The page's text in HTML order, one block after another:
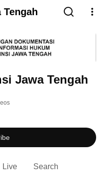
Jawa Tengah
Live Search